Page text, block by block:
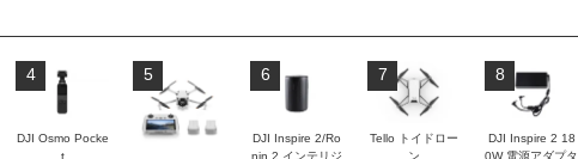
4
DJI Osmo Pocke
t
5 6
DJI Inspire 2/Ro
nin 2 インテリジ
7
Tello トイドロー
ン
8
DJI Inspire 2 18
0W 電源アダプタ